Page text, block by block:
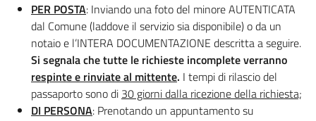
PER POSTA: Inviando una foto del minore AUTENTICATA
dal Comune (laddove il servizio sia disponibile) o da un
notaio e l’INTERA DOCUMENTAZIONE descritta a seguire.
Si segnala che tutte le richieste incomplete verranno
respinte e rinviate al mittente. I tempi di rilascio del
passaporto sono di 30 giorni dalla ricezione della richiesta;
DI PERSONA: Prenotando un appuntamento su